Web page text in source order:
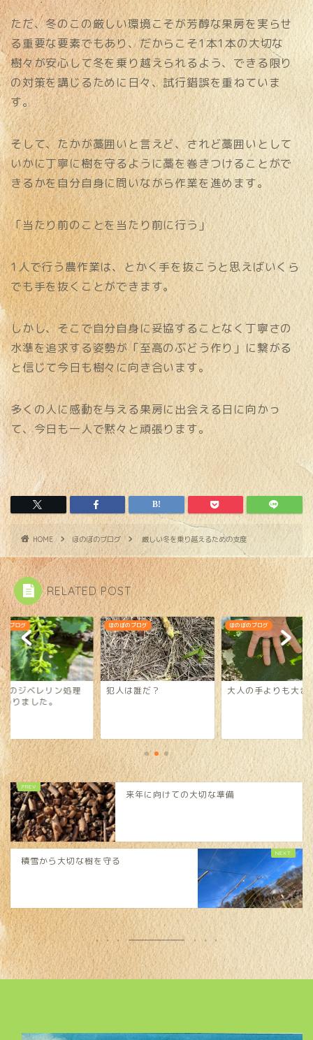
ただ、冬のこの厳しい環境こそが芳醇な果房を実らせ
る重要な要素でもあり、だからこそ1本1本の大切な
樹々が安心して冬を乗り越えられるよう、できる限り
の対策を講じるために日々、試行錯誤を重ねていま
す。
そして、たかが藁囲いと言えど、されど藁囲いとして
いかに丁寧に樹を守るように藁を巻きつけることがで
きるかを自分自身に問いながら作業を進めます。
「当たり前のことを当たり前に行う」
1人で行う農作業は、とかく手を抜こうと思えばいくら
でも手を抜くことができます。
しかし、そこで自分自身に妥協することなく丁寧さの
水準を追求する姿勢が「至高のぶどう作り」に繋がる
と信じて今日も樹々に向き合います。
多くの人に感動を与える果房に出会える日に向かっ
て、今日も一人で黙々と頑張ります。
HOME ほのぼのブログ 厳しい冬を乗り越えるための支度
RELATED POST
のブログ
のジベレリン処理
りました。
ほのぼのブログ
犯人は誰だ？
ほのぼのブログ
大人の手よりも大き
来年に向けての大切な準備
積雪から大切な樹を守る